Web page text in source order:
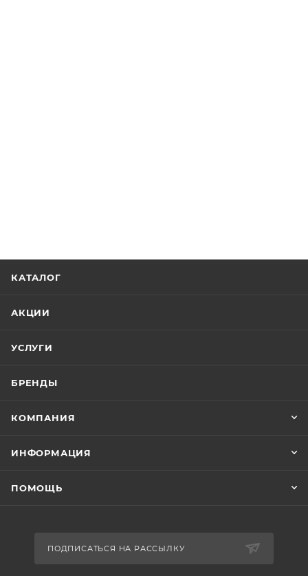
КАТАЛОГ
АКЦИИ
УСЛУГИ
БРЕНДЫ
КОМПАНИЯ
ИНФОРМАЦИЯ
ПОМОЩЬ
ПОДПИСАТЬСЯ НА РАССЫЛКУ